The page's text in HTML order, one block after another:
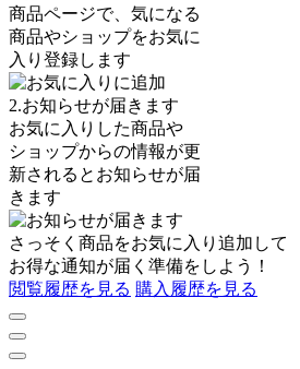
商品ページで、気になる
商品やショップをお気に
入り登録します
2.お知らせが届きます
お気に入りした商品や
ショップからの情報が更
新されるとお知らせが届
きます
さっそく商品をお気に入り追加 して
お得な通知が届く準備をしよう！
閲覧履歴を見る 購入履歴を見る